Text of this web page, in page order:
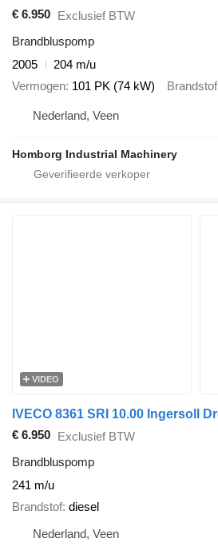
€ 6.950 Exclusief BTW
Brandbluspomp
2005
204 m/u
Vermogen 101 PK (74 kW) Brandstof
Nederland, Veen
Homborg Industrial Machinery
VIDEO
€ 6.950 Exclusief BTW
Brandbluspomp
241 m/u
Brandstof diesel
Nederland, Veen